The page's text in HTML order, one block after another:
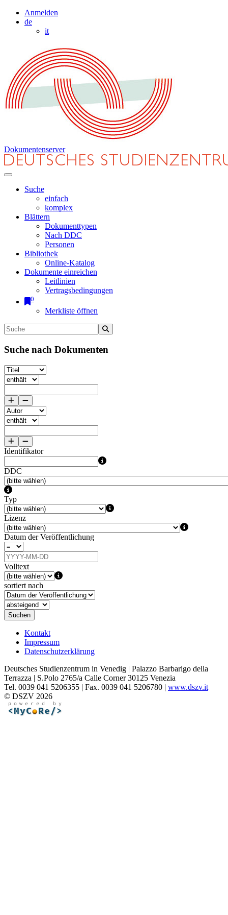
Anmelden
de
it
Dokumentenserver
Suche
einfach
komplex
Blättern
Dokumenttypen
Nach DDC
Personen
Bibliothek
Online-Katalog
Dokumente einreichen
Leitlinien
Vertragsbedingungen
0
Merkliste öffnen
Suche nach Dokumenten
Identifikator
DDC
Typ
Lizenz
Datum der Veröffentlichung
Volltext
sortiert nach
Suchen
Kontakt
Impressum
Datenschutzerklärung
Deutsches Studienzentrum in Venedig | Palazzo Barbarigo della
Terrazza | S.Polo 2765/a Calle Corner 30125 Venezia
Tel. 0039 041 5206355 | Fax. 0039 041 5206780 | www.dszv.it
© DSZV 2026